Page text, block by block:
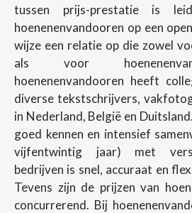
tussen prijs-prestatie is
hoenenenvandooren op een
wijze een relatie op die zowel
als voor
hoenenenvandooren heeft
diverse tekstschrijvers,
in Nederland, België en
goed kennen en intensief
vijfentwintig jaar) met
bedrijven is snel, accuraat en
Tevens zijn de prijzen van
concurrerend. Bij